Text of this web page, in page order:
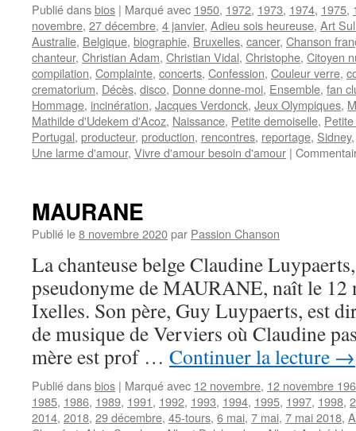
Publié dansbios | Marqué avec 1950, 1972, 1973, 1974, 1975,
novembre, 27 décembre, 4 janvier, Adieu sois heureuse, Art
Australie, Belgique, biographie, Bruxelles, cancer, Chanson
chanteur, Christian Adam, Christian Vidal, Christophe, Citoyen
compilation, Complainte, concerts, Confession, Couleur verre,
crematorium, Décès, disco, Donne donne-moi, Ensemble, fan
Hommage, incinération, Jacques Verdonck, Jeux Olympiques,
Mathilde d'Udekem d'Acoz, Naissance, Petite demoiselle,
Portugal, producteur, production, rencontres, reportage, Sidney
Une larme d'amour, Vivre d'amour besoin d'amour |
MAURANE
Publié le8 novembre 2020par Passion Chanson
La chanteuse belge Claudine
pseudonyme de MAURANE, naît le 12
Ixelles. Son père, Guy Luypaerts, est
de musique de Verviers où Claudine
mère est prof … Continuer la lecture →
Publié dansbios | Marqué avec 12 novembre, 12 novembre
1985, 1986, 1989, 1991, 1992, 1993, 1994, 1995, 1997, 1998,
2014, 2018, 29 décembre, 45-tours, 6 mai, 7 mai, 7 mai 2018,